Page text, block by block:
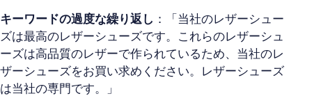
キーワードの過度な繰り返し ：「当社のレザーシュー
ズは最高のレザーシューズです。これらのレザーシュ
ーズは高品質のレザーで作られているため、当社のレ
ザーシューズをお買い求めください。レザーシューズ
は当社の専門です。」